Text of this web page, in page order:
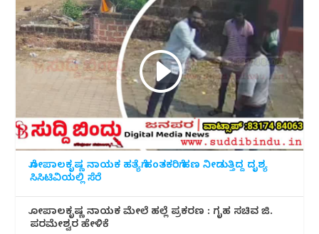
ಗೋಪಾಲಕೃಷ್ಣ ನಾಯಕ ಹತ್ಯೆಗೆ ಹಂತಕರಿಗೆ ಹಣ ನೀಡುತ್ತಿದ್ದ ದೃಶ್ಯ
ಸಿಸಿಟಿವಿಯಲ್ಲಿ ಸೆರೆ
ಗೋಪಾಲಕೃಷ್ಣ ನಾಯಕ ಮೇಲೆ ಹಲ್ಲೆ ಪ್ರಕರಣ : ಗೃಹ ಸಚಿವ ಜಿ.
ಪರಮೇಶ್ವರ ಹೇಳಿಕೆ